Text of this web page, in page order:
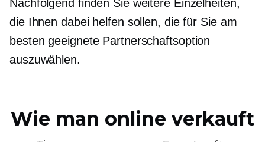
Nachfolgend finden Sie weitere Einzelheiten,
die Ihnen dabei helfen sollen, die für Sie am
besten geeignete Partnerschaftsoption
auszuwählen.
Wie man online verkauft